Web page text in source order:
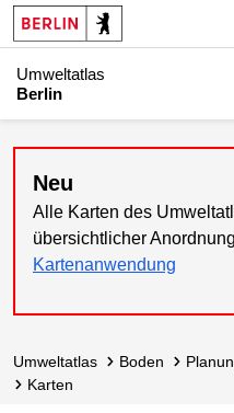
Umweltatlas
Berlin
Neu
Alle Karten des
übersichtlicher
Kartenanwendung
Umweltatlas Boden
Karten